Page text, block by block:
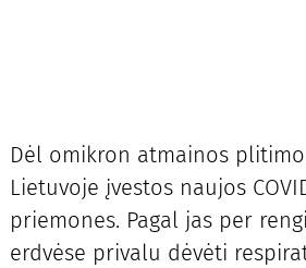
Dėl omikron atmainos
Lietuvoje įvestos naujos
priemones. Pagal jas per
erdvėse privalu dėvėti